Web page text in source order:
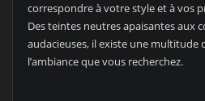
correspondre à votre style et à vos
Des teintes neutres apaisantes aux
audacieuses, il existe une multitude
l’ambiance que vous recherchez.